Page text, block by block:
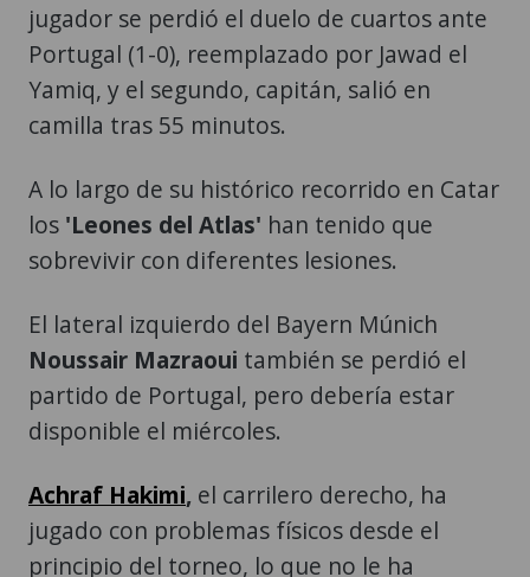
jugador se perdió el duelo de cuartos ante
Portugal (1-0), reemplazado por Jawad el
Yamiq, y el segundo, capitán, salió en
camilla tras 55 minutos.
A lo largo de su histórico recorrido en Catar
los 'Leones del Atlas' han tenido que
sobrevivir con diferentes lesiones.
El lateral izquierdo del Bayern Múnich
Noussair Mazraoui también se perdió el
partido de Portugal, pero debería estar
disponible el miércoles.
Achraf Hakimi, el carrilero derecho, ha
jugado con problemas físicos desde el
principio del torneo, lo que no le ha